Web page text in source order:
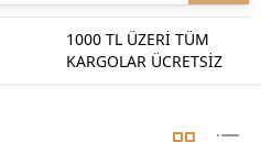
1000 TL ÜZERİ TÜM
KARGOLAR ÜCRETSİZ